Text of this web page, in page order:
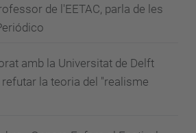
de l'EETAC, parla de les
amb la Universitat de Delft
la teoria del "realisme